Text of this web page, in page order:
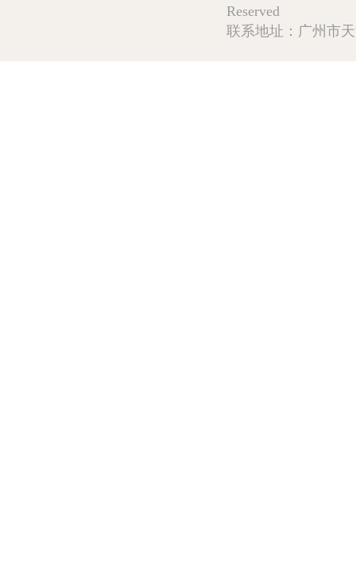
Reserved
联系地址：广州市